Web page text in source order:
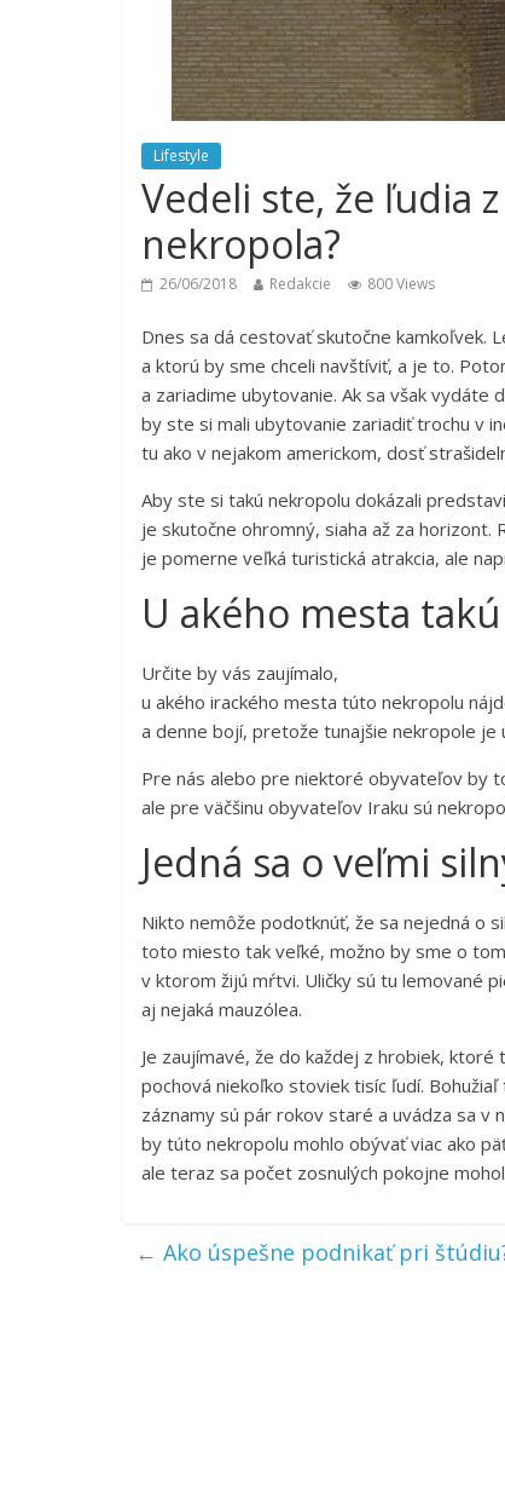
Lifestyle
Vedeli ste, že ľudia
nekropola?
26/06/2018 Redakcie 800 Views
Dnes sa dá cestovať skutočne kamkoľvek.
a ktorú by sme chceli navštíviť, a je to.
a zariadime ubytovanie. Ak sa však vydáte
by ste si mali ubytovanie zariadiť trochu v
tu ako v nejakom americkom, dosť
Aby ste si takú nekropolu dokázali
je skutočne ohromný, siaha až za horizont.
je pomerne veľká turistická atrakcia, ale
U akého mesta
Určite by vás zaujímalo,
u akého irackého mesta túto nekropolu
a denne bojí, pretože tunajšie nekropole
Pre nás alebo pre niektoré obyvateľov by
ale pre väčšinu obyvateľov Iraku sú
Jedná sa o veľmi
Nikto nemôže podotknúť, že sa nejedná o
toto miesto tak veľké, možno by sme o
v ktorom žijú mŕtvi. Uličky sú tu lemované
aj nejaká mauzólea.
Je zaujímavé, že do každej z hrobiek,
pochová niekoľko stoviek tisíc ľudí.
záznamy sú pár rokov staré a uvádza sa v
by túto nekropolu mohlo obývať viac ako
ale teraz sa počet zosnulých pokojne
← Ako úspešne podnikať pri